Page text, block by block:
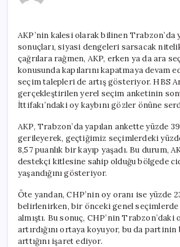
AKP’nin kalesi olarak bilinen Trabzon’da
sonuçları, siyasi dengeleri sarsacak
çağrılara rağmen, AKP, erken ya da ara
konusunda kapılarını kapatmaya devam
seçim talepleri de artış gösteriyor. HBS
gerçekleştirilen yerel seçim anketinin
İttifakı’ndaki oy kaybını gözler önüne
AKP, Trabzon’da yapılan ankette yüzde
gerileyerek, geçtiğimiz seçimlerdeki
8,57 puanlık bir kayıp yaşadı. Bu durum,
destekçi kitlesine sahip olduğu bölgede
yaşandığını gösteriyor.
Öte yandan, CHP’nin oy oranı ise yüzde
belirlenirken, bir önceki genel seçimlerde
almıştı. Bu sonuç, CHP’nin Trabzon’daki
artırdığını ortaya koyuyor, bu da
arttığını işaret ediyor.